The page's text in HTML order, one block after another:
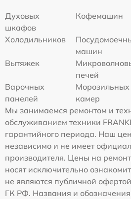
Духовых
шкафов
Кофемашин
Холодильников
машин
Вытяжек
печей
Варочных
панелей
Морозильных
камер
Мы занимаемся ремонтом и
обслуживанием техники
гарантийного периода. Наш
независимо и не имеет
производителя. Цены на
носят исключительно
не являются публичной
ГК РФ. Названия и